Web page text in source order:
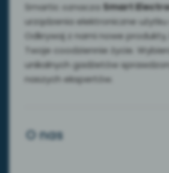
Smartic oznacza Smart
urządzenia elektroniczne
Odkrywaj z nami nowe
Twoje coodziennie życie.
unikalnych gadżetów
naszych ekspertów.
O nas